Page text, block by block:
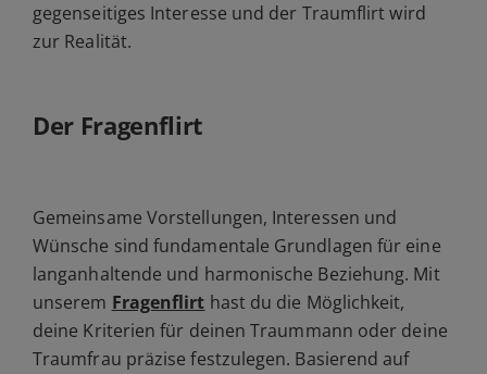
gegenseitiges Interesse und der Traumflirt wird
zur Realität.
Der Fragenflirt
Gemeinsame Vorstellungen, Interessen und
Wünsche sind fundamentale Grundlagen für eine
langanhaltende und harmonische Beziehung. Mit
unserem Fragenflirt hast du die Möglichkeit,
deine Kriterien für deinen Traummann oder deine
Traumfrau präzise festzulegen. Basierend auf